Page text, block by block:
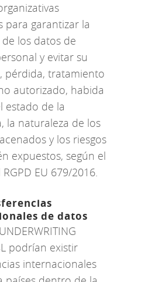
para garantizar la
los datos de
y evitar su
pérdida, tratamiento
autorizado, habida
estado de la
la naturaleza de los
y los riesgos
expuestos, según el
EU 679/2016.
de datos
podrían existir
internacionales